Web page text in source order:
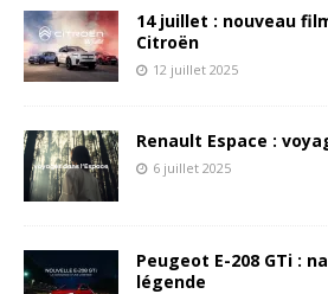
14 juillet : nouveau
Citroën
12 juillet 2025
Renault Espace :
6 juillet 2025
Peugeot E-208 GTi :
légende